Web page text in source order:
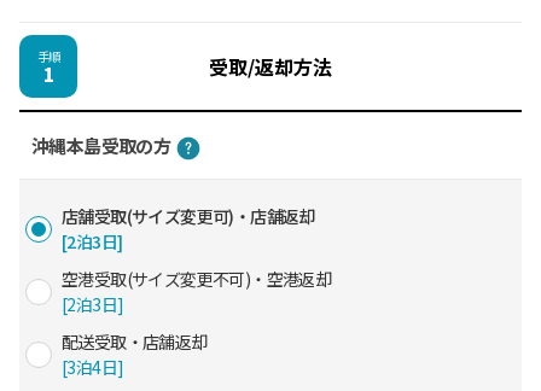
手順
1 受取/返却方法
沖縄本島受取の方
店舗受取(サイズ変更可)・店舗返却
[2泊3日]
空港受取(サイズ変更不可)・空港返却
[2泊3日]
配送受取・店舗返却
[3泊4日]